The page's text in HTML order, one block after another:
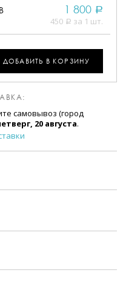
1 800 a
450 a за 1 шт.
ДОБАВИТЬ В КОРЗИНУ
самовывоз (город
20 августа.